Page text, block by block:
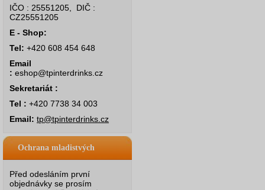
IČO : 25551205, DIČ :
CZ25551205
E - Shop:
Tel: +420 608 454 648
Email
: eshop@tpinterdrinks.cz
Sekretariát :
Tel : +420 7738 34 003
Email: tp@tpinterdrinks.cz
Ochrana mladistvých
Před odesláním první
objednávky se prosím